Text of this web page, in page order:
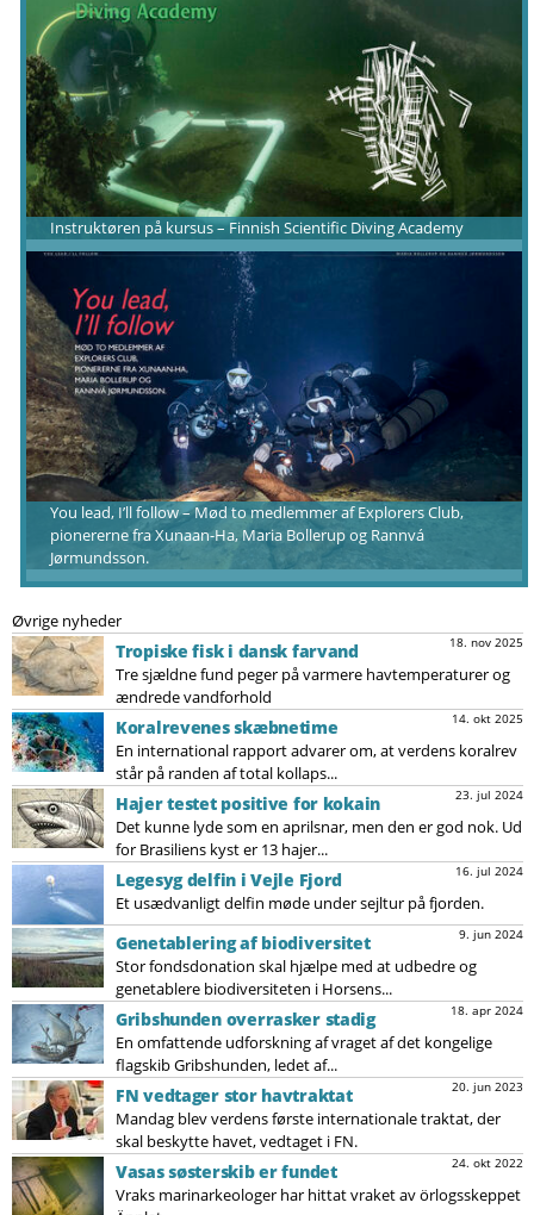
Instruktøren på kursus – Finnish Scientific Diving Academy
You lead, I’ll follow – Mød to medlemmer af Explorers Club,
pionererne fra Xunaan-Ha, Maria Bollerup og Rannvá
Jørmundsson.
Øvrige nyheder
18. nov 2025
Tropiske fisk i dansk farvand
Tre sjældne fund peger på varmere havtemperaturer og
ændrede vandforhold
14. okt 2025
Koralrevenes skæbnetime
En international rapport advarer om, at verdens koralrev
står på randen af total kollaps...
23. jul 2024
Hajer testet positive for kokain
Det kunne lyde som en aprilsnar, men den er god nok. Ud
for Brasiliens kyst er 13 hajer...
16. jul 2024
Legesyg delfin i Vejle Fjord
Et usædvanligt delfin møde under sejltur på fjorden.
9. jun 2024
Genetablering af biodiversitet
Stor fondsdonation skal hjælpe med at udbedre og
genetablere biodiversiteten i Horsens...
18. apr 2024
Gribshunden overrasker stadig
En omfattende udforskning af vraget af det kongelige
flagskib Gribshunden, ledet af...
20. jun 2023
FN vedtager stor havtraktat
Mandag blev verdens første internationale traktat, der
skal beskytte havet, vedtaget i FN.
24. okt 2022
Vasas søsterskib er fundet
Vraks marinarkeologer har hittat vraket av örlogsskeppet